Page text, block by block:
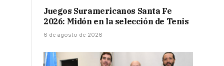
Juegos Suramericanos Santa Fe
2026: Midón en la selección de Tenis
6 de agosto de 2026